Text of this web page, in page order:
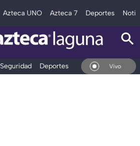
Azteca UNO Azteca 7 Deportes
Seguridad Deportes Entretenimiento
En Vivo